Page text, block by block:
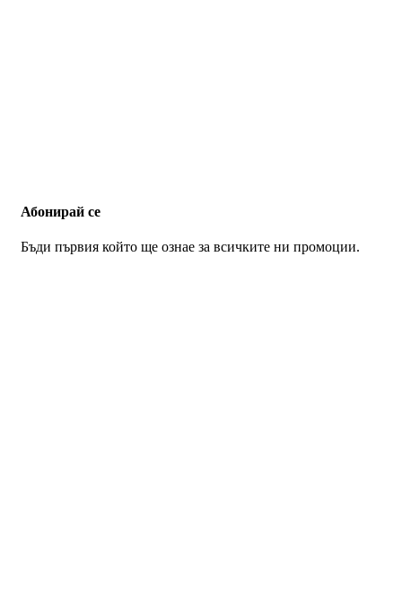
Абонирай се
Бъди първия който ще ознае за всичките ни промоции.